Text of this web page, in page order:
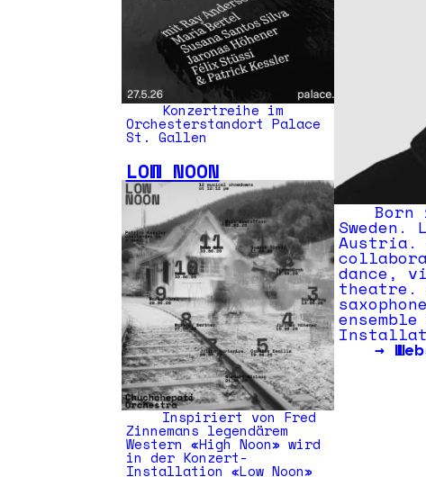
Konzertreihe im
Orchesterstandort Palace
St. Gallen
LOW NOON
Inspiriert von Fred
Zinnemans legendärem
Western «High Noon» wird
in der Konzert-
Installation «Low Noon»
Born
Austria.
dance,
theatre.
→